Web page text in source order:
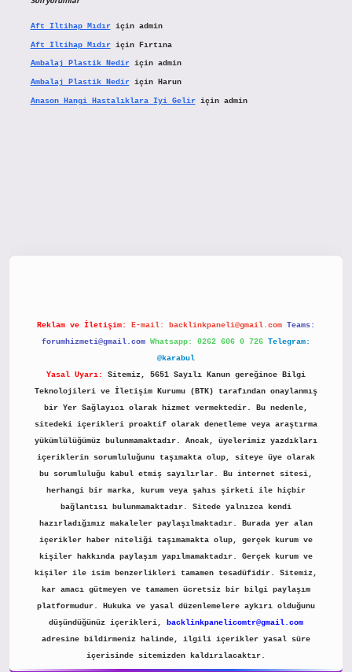
Aft Iltihap Mıdıriçin admin
Aft Iltihap Mıdıriçin Fırtına
Ambalaj Plastik Nediriçin admin
Ambalaj Plastik Nediriçin Harun
Anason Hangi Hastalıklara Iyi Geliriçin admin
Reklam ve İletişim: E-mail: backlinkpaneli@gmail.com Teams:
forumhizmeti@gmail.com Whatsapp: 0262 606 0 726 Telegram:
@karabul
Yasal Uyarı:
Sitemiz, 5651 Sayılı Kanun gereğince Bilgi
Teknolojileri ve İletişim Kurumu (BTK) tarafından onaylanmış
bir Yer Sağlayıcı olarak hizmet vermektedir. Bu nedenle,
sitedeki içerikleri proaktif olarak denetleme veya araştırma
yükümlülüğümüz bulunmamaktadır. Ancak, üyelerimiz yazdıkları
içeriklerin sorumluluğunu taşımakta olup, siteye üye olarak
bu sorumluluğu kabul etmiş sayılırlar. Bu internet sitesi,
herhangi bir marka, kurum veya şahıs şirketi ile hiçbir
bağlantısı bulunmamaktadır. Sitede yalnızca kendi
hazırladığımız makaleler paylaşılmaktadır. Burada yer alan
içerikler haber niteliği taşımamakta olup, gerçek kurum ve
kişiler hakkında paylaşım yapılmamaktadır. Gerçek kurum ve
kişiler ile isim benzerlikleri tamamen tesadüfidir. Sitemiz,
kar amacı gütmeyen ve tamamen ücretsiz bir bilgi paylaşım
platformudur. Hukuka ve yasal düzenlemelere aykırı olduğunu
düşündüğünüz içerikleri,
backlinkpanelicomtr@gmail.com
adresine bildirmeniz halinde, ilgili içerikler yasal süre
içerisinde sitemizden kaldırılacaktır.